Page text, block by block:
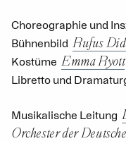
Choreographie und
Bühnenbild Rufus
Kostüme Emma Ryott
Libretto und
Musikalische Leitung
Orchester der